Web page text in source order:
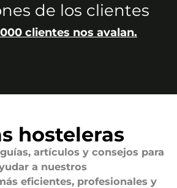
de los clientes
clientes nos avalan.
hosteleras
artículos y consejos para
a nuestros
eficientes, profesionales y